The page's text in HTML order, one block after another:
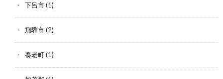
下呂市(1)
飛騨市(2)
養老町(1)